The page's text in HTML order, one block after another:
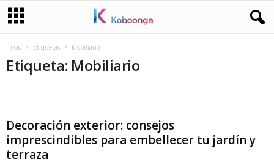
Inicio Etiquetas Mobiliario
Etiqueta: Mobiliario
Decoración exterior: consejos
imprescindibles para embellecer tu jardín y
terraza